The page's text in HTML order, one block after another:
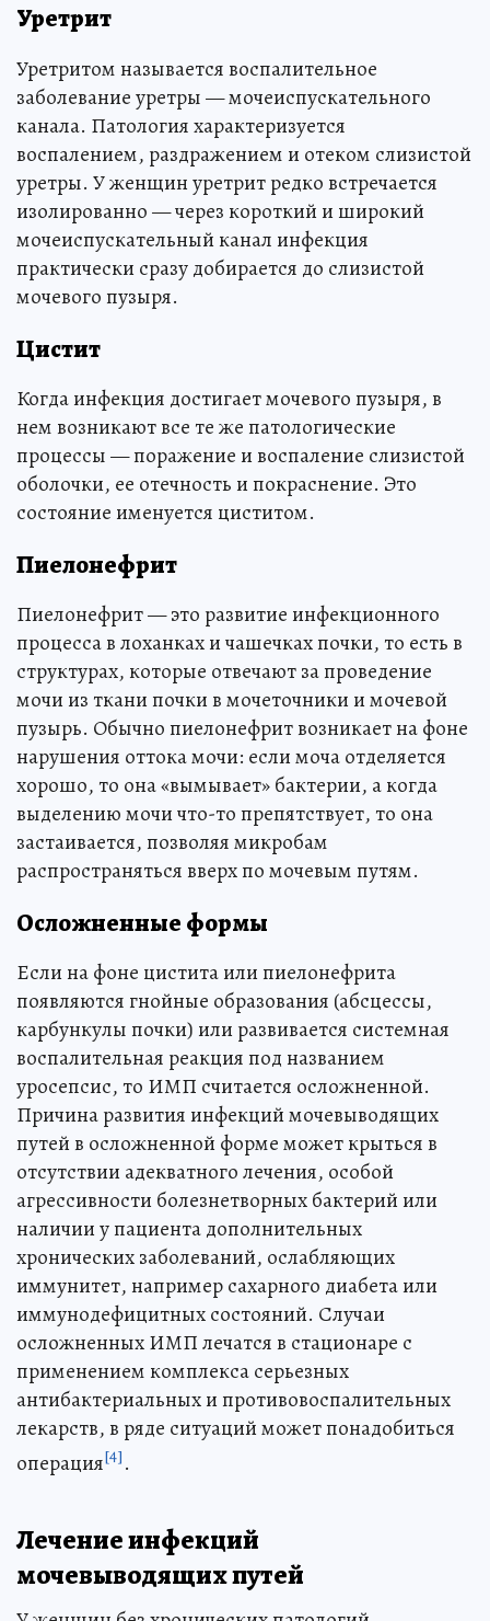
Уретрит
Уретритом называется воспалительное
заболевание уретры — мочеиспускательного
канала. Патология характеризуется
воспалением, раздражением и отеком слизистой
уретры. У женщин уретрит редко встречается
изолированно — через короткий и широкий
мочеиспускательный канал инфекция
практически сразу добирается до слизистой
мочевого пузыря.
Цистит
Когда инфекция достигает мочевого пузыря, в
нем возникают все те же патологические
процессы — поражение и воспаление слизистой
оболочки, ее отечность и покраснение. Это
состояние именуется циститом.
Пиелонефрит
Пиелонефрит — это развитие инфекционного
процесса в лоханках и чашечках почки, то есть в
структурах, которые отвечают за проведение
мочи из ткани почки в мочеточники и мочевой
пузырь. Обычно пиелонефрит возникает на фоне
нарушения оттока мочи: если моча отделяется
хорошо, то она «вымывает» бактерии, а когда
выделению мочи что-то препятствует, то она
застаивается, позволяя микробам
распространяться вверх по мочевым путям.
Осложненные формы
Если на фоне цистита или пиелонефрита
появляются гнойные образования (абсцессы,
карбункулы почки) или развивается системная
воспалительная реакция под названием
уросепсис, то ИМП считается осложненной.
Причина развития инфекций мочевыводящих
путей в осложненной форме может крыться в
отсутствии адекватного лечения, особой
агрессивности болезнетворных бактерий или
наличии у пациента дополнительных
хронических заболеваний, ослабляющих
иммунитет, например сахарного диабета или
иммунодефицитных состояний. Случаи
осложненных ИМП лечатся в стационаре с
применением комплекса серьезных
антибактериальных и противовоспалительных
лекарств, в ряде ситуаций может понадобиться
операция[4].
Лечение инфекций
мочевыводящих путей